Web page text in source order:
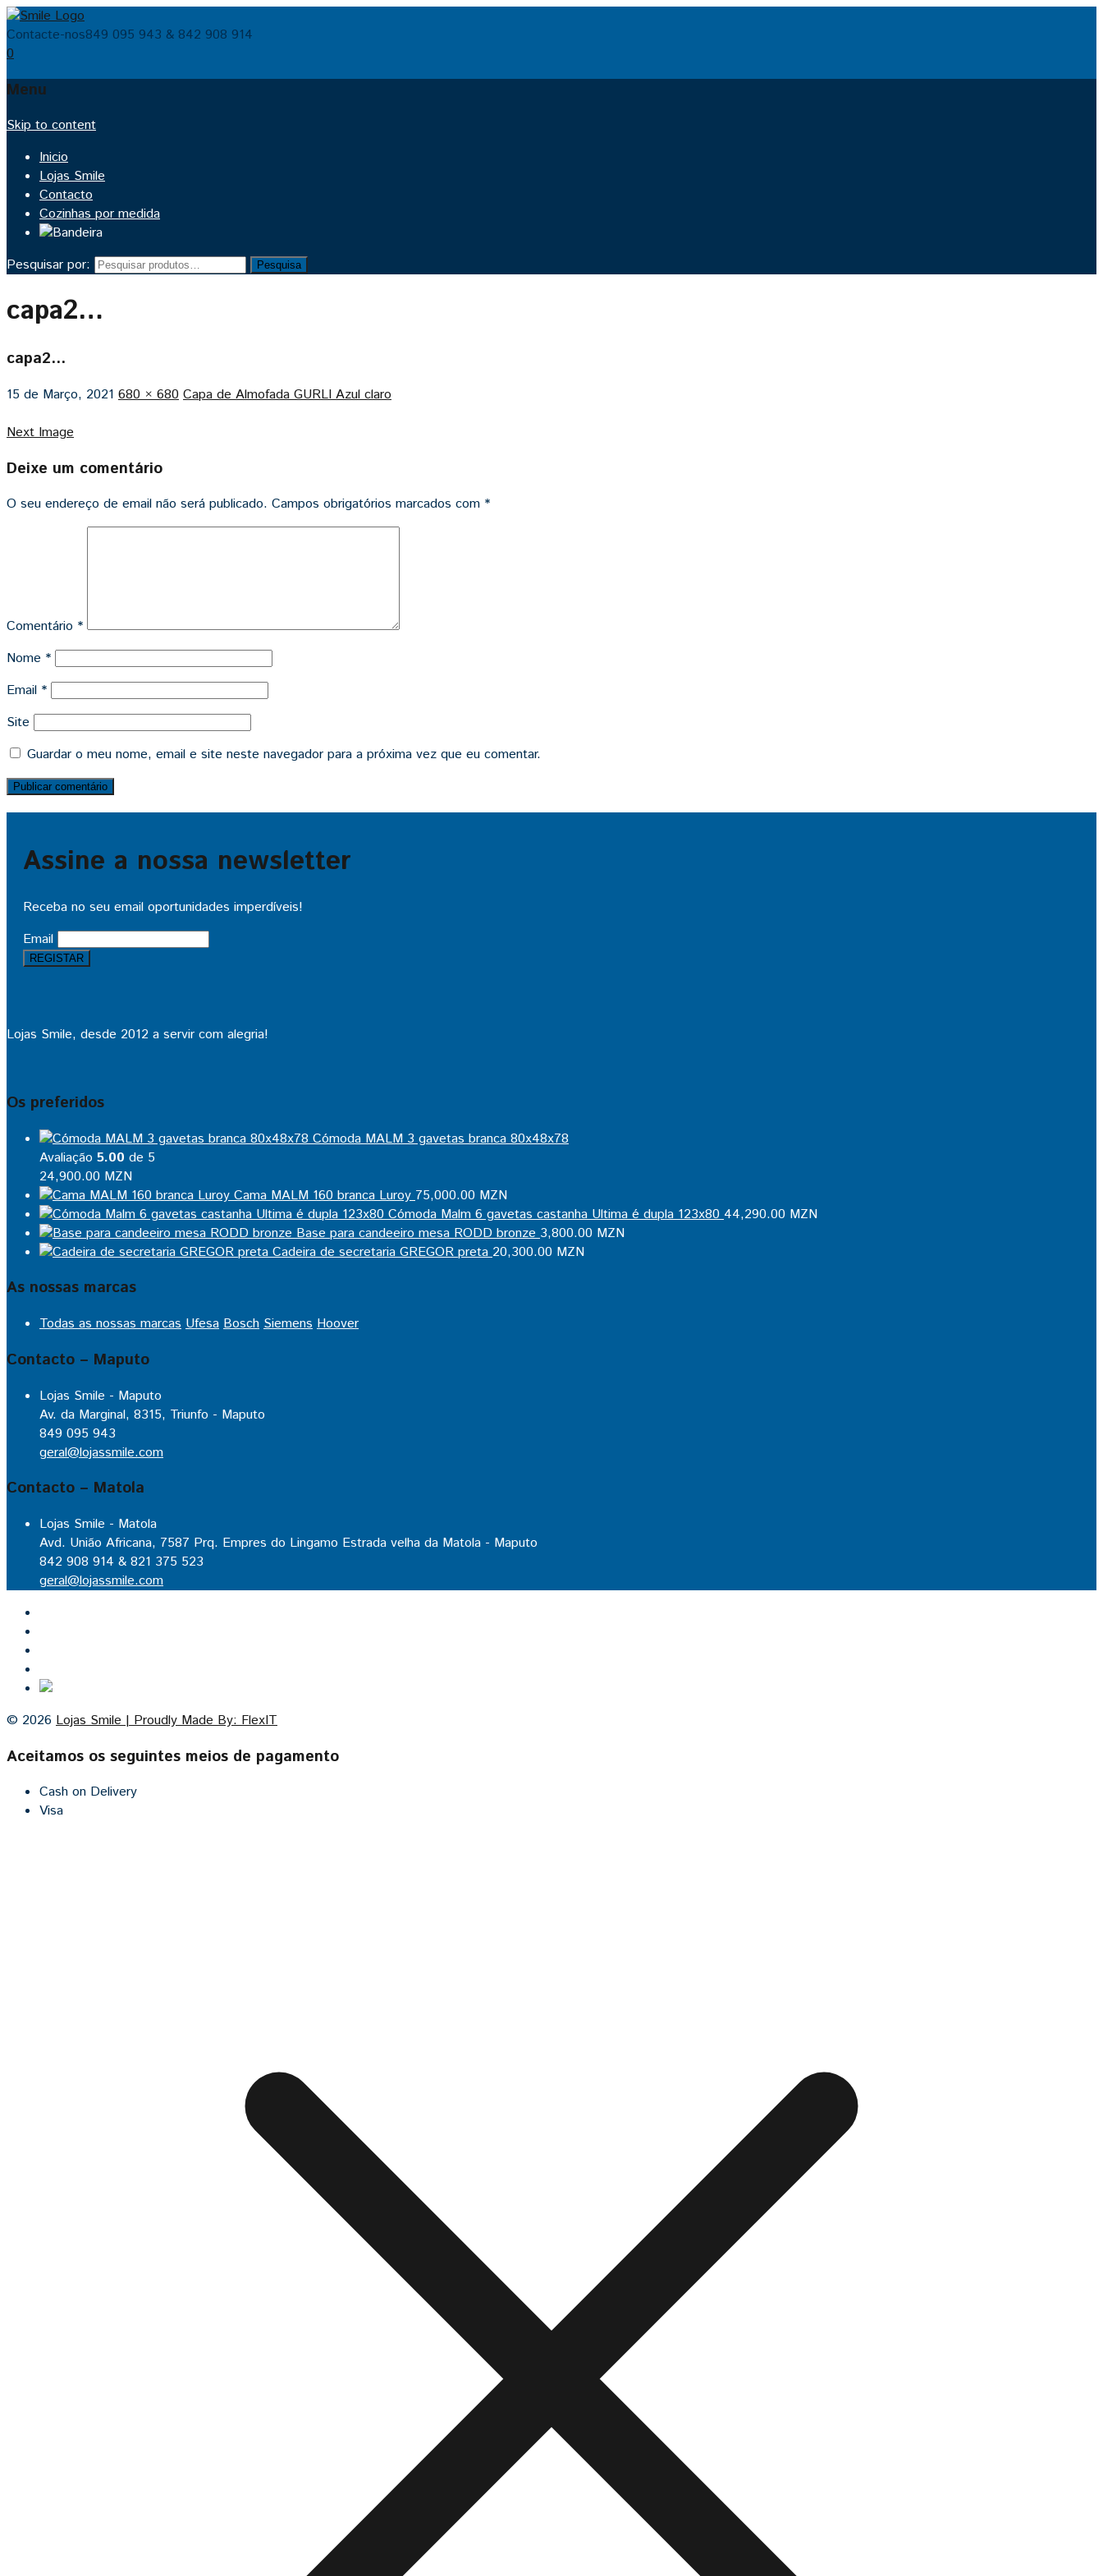
Contacte-nos849 095 943 & 842 908 914
0
Menu
Skip to content
Inicio
Lojas Smile
Contacto
Cozinhas por medida
Pesquisar por: Pesquisa
capa2…
capa2…
15 de Março, 2021 680 × 680 Capa de Almofada GURLI Azul claro
Next Image
Deixe um comentário
O seu endereço de email não será publicado. Campos obrigatórios marcados com *
Comentário *
Nome *
Email *
Site
Guardar o meu nome, email e site neste navegador para a próxima vez que eu comentar.
Assine a nossa newsletter
Receba no seu email oportunidades imperdíveis!
Email
Lojas Smile, desde 2012 a servir com alegria!
Os preferidos
Cómoda MALM 3 gavetas branca 80x48x78
Avaliação 5.00 de 5
24,900.00 MZN
Cama MALM 160 branca Luroy 75,000.00 MZN
Cómoda Malm 6 gavetas castanha Ultima é dupla 123x80 44,290.00 MZN
Base para candeeiro mesa RODD bronze 3,800.00 MZN
Cadeira de secretaria GREGOR preta 20,300.00 MZN
As nossas marcas
Todas as nossas marcas Ufesa Bosch Siemens Hoover
Contacto – Maputo
Lojas Smile - Maputo
Av. da Marginal, 8315, Triunfo - Maputo
849 095 943
geral@lojassmile.com
Contacto – Matola
Lojas Smile - Matola
Avd. União Africana, 7587 Prq. Empres do Lingamo Estrada velha da Matola - Maputo
842 908 914 & 821 375 523
geral@lojassmile.com
© 2026 Lojas Smile | Proudly Made By: FlexIT
Aceitamos os seguintes meios de pagamento
Cash on Delivery
Visa